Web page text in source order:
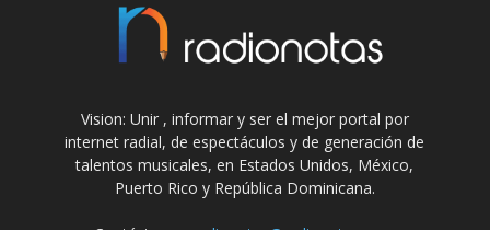
Vision: Unir , informar y ser el mejor portal por
internet radial, de espectáculos y de generación de
talentos musicales, en Estados Unidos, México,
Puerto Rico y República Dominicana.